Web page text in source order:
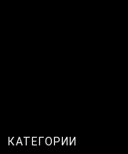
КАТЕГОРИИ